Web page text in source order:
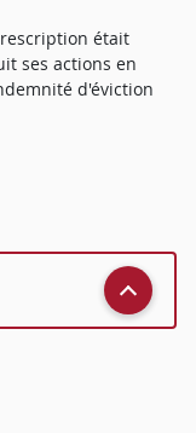
était
ses actions en
d'éviction